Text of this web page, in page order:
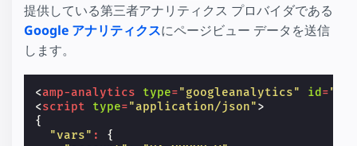
提供している第三者アナリティクス プロバイダである
Google アナリティクスにページビュー データを送信
します。
<amp-analytics type="googleanalytics" id =
<script type="application/json">
{
"vars" :
{